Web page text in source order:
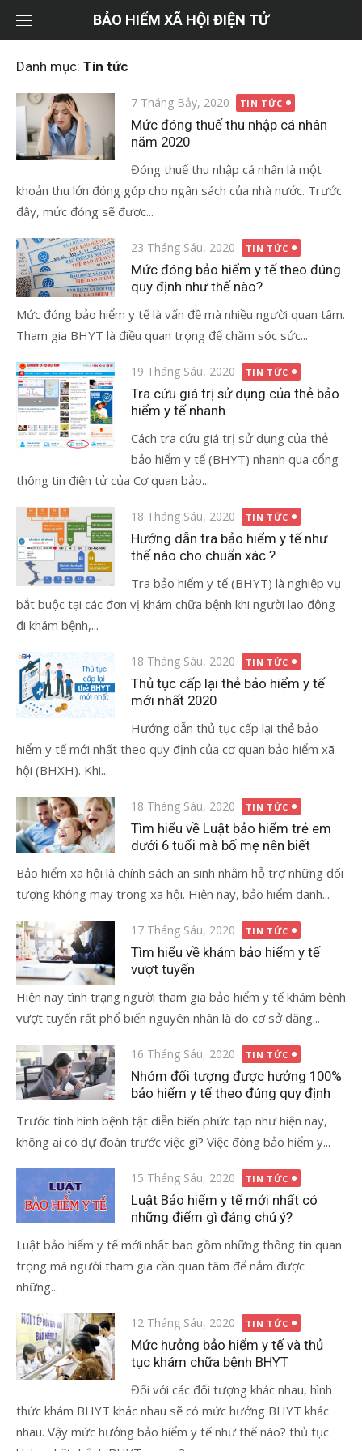
dung
BẢO HIỂM XÃ HỘI ĐIỆN TỬ
Danh mục: Tin tức
Đăng
vào
7 Tháng Bảy, 2020 TIN TỨC
Mức đóng thuế thu nhập cá nhân
năm 2020
Đóng thuế thu nhập cá nhân là một
khoản thu lớn đóng góp cho ngân sách của nhà nước. Trước
đây, mức đóng sẽ được...
Đăng
vào
23 Tháng Sáu, 2020 TIN TỨC
Mức đóng bảo hiểm y tế theo đúng
quy định như thế nào?
Mức đóng bảo hiểm y tế là vấn đề mà nhiều người quan tâm.
Tham gia BHYT là điều quan trọng để chăm sóc sức...
Đăng
vào
19 Tháng Sáu, 2020 TIN TỨC
Tra cứu giá trị sử dụng của thẻ bảo
hiểm y tế nhanh
Cách tra cứu giá trị sử dụng của thẻ
bảo hiểm y tế (BHYT) nhanh qua cổng
thông tin điện tử của Cơ quan bảo...
Đăng
vào
18 Tháng Sáu, 2020 TIN TỨC
Hướng dẫn tra bảo hiểm y tế như
thế nào cho chuẩn xác ?
Tra bảo hiểm y tế (BHYT) là nghiệp vụ
bắt buộc tại các đơn vị khám chữa bệnh khi người lao động
đi khám bệnh,...
Đăng
vào
18 Tháng Sáu, 2020 TIN TỨC
Thủ tục cấp lại thẻ bảo hiểm y tế
mới nhất 2020
Hướng dẫn thủ tục cấp lại thẻ bảo
hiểm y tế mới nhất theo quy định của cơ quan bảo hiểm xã
hội (BHXH). Khi...
Đăng
vào
18 Tháng Sáu, 2020 TIN TỨC
Tìm hiểu về Luật bảo hiểm trẻ em
dưới 6 tuổi mà bố mẹ nên biết
Bảo hiểm xã hội là chính sách an sinh nhằm hỗ trợ những đối
tượng không may trong xã hội. Hiện nay, bảo hiểm danh...
Đăng
vào
17 Tháng Sáu, 2020 TIN TỨC
Tìm hiểu về khám bảo hiểm y tế
vượt tuyến
Hiện nay tình trạng người tham gia bảo hiểm y tế khám bệnh
vượt tuyến rất phổ biến nguyên nhân là do cơ sở đăng...
Đăng
vào
16 Tháng Sáu, 2020 TIN TỨC
Nhóm đối tượng được hưởng 100%
bảo hiểm y tế theo đúng quy định
Trước tình hình bệnh tật diễn biến phức tạp như hiện nay,
không ai có dự đoán trước việc gì? Việc đóng bảo hiểm y...
Đăng
vào
15 Tháng Sáu, 2020 TIN TỨC
Luật Bảo hiểm y tế mới nhất có
những điểm gì đáng chú ý?
Luật bảo hiểm y tế mới nhất bao gồm những thông tin quan
trọng mà người tham gia cần quan tâm để nắm được
những...
Đăng
vào
12 Tháng Sáu, 2020 TIN TỨC
Mức hưởng bảo hiểm y tế và thủ
tục khám chữa bệnh BHYT
Đối với các đối tượng khác nhau, hình
thức khám BHYT khác nhau sẽ có mức hưởng BHYT khác
nhau. Vậy mức hưởng bảo hiểm y tế như thế nào? thủ tục